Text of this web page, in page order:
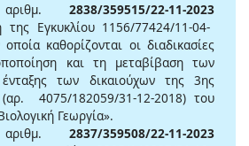
2838/359515/22-11-2023
της Εγκυκλίου 1156/77424/11-04-
καθορίζονται οι διαδικασίες
και τη μεταβίβαση των
των δικαιούχων της 3ης
(αρ. 4075/182059/31-12-2018) του
Γεωργία».
2837/359508/22-11-2023